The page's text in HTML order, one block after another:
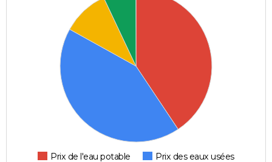
Prix de l'eau potable
Prix des eaux usées